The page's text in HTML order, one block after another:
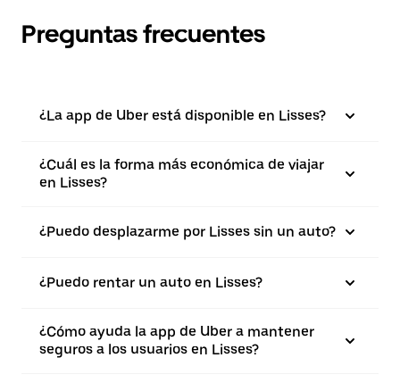
Preguntas frecuentes
¿La app de Uber está disponible en Lisses?
¿Cuál es la forma más económica de viajar
en Lisses?
¿Puedo desplazarme por Lisses sin un auto?
¿Puedo rentar un auto en Lisses?
¿Cómo ayuda la app de Uber a mantener
seguros a los usuarios en Lisses?